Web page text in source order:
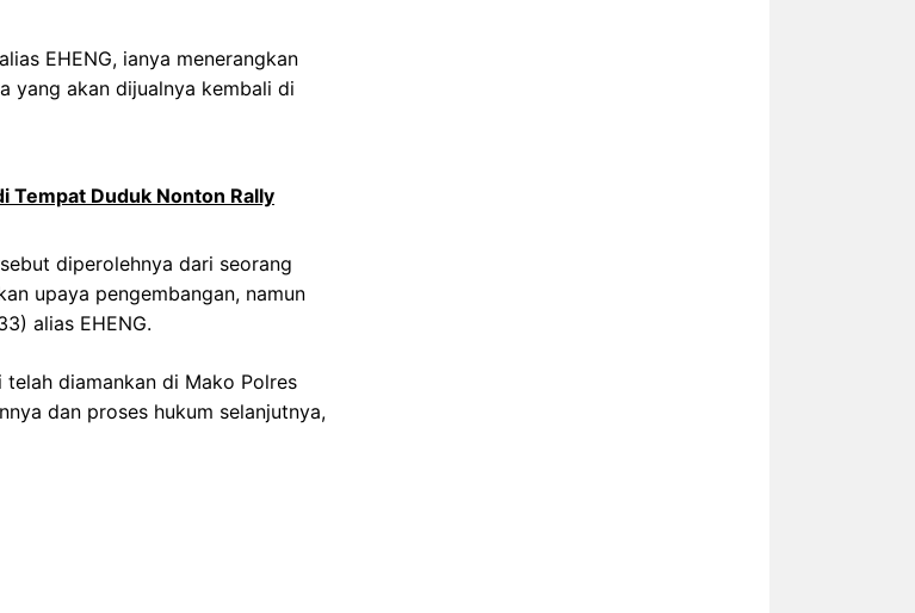
EHENG, ianya menerangkan
yang akan dijualnya kembali di
Tempat Duduk Nonton Rally
diperolehnya dari seorang
upaya pengembangan, namun
alias EHENG.
telah diamankan di Mako Polres
dan proses hukum selanjutnya,